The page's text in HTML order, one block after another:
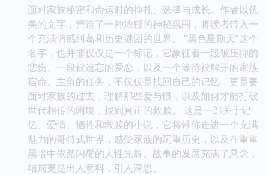
面对家族秘密和命运时的挣扎、选择与成长。作者以优
美的文字，营造了一种浓郁的神秘氛围，将读者带入一
个充满情感纠葛和历史谜团的世界。 “黑色星期天”这个
名字，也并非仅仅是一个标记，它象征着一段被压抑的
悲伤、一段被遗忘的爱恋，以及一个等待被解开的家族
宿命。主角的任务，不仅仅是找回自己的记忆，更是要
面对家族的过去，理解那些爱与恨，以及如何才能打破
世代相传的困境，找到真正的救赎。 这是一部关于记
忆、爱情、牺牲和救赎的小说，它将带你走进一个充满
魅力的哥特式世界，感受家族的沉重历史，以及在重重
黑暗中依然闪耀的人性光辉。故事的发展充满了悬念，
结局更是出人意料，引人深思。